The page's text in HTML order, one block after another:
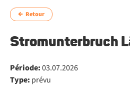
Retour
Stromunterbruch
Période:03.07.2026
Type: prévu